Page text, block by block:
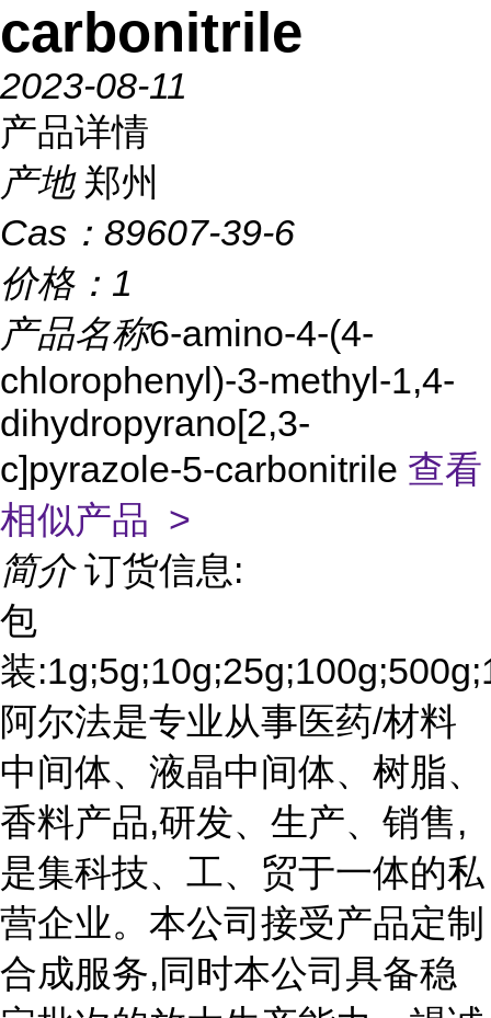
carbonitrile
2023-08-11
产品详情
产地 郑州
Cas： 89607-39-6
价格： 1
产品名称6-amino-4-(4-
chlorophenyl)-3-methyl-1,4-
dihydropyrano[2,3-
c]pyrazole-5-carbonitrile 查看
相似产品 >
简介 订货信息:
包
装
阿尔法是专业从事医药/材料
中间体、液晶中间体、树脂、
香料产品,研发、生产、销售,
是集科技、工、贸于一体的私
营企业。本公司接受产品定制
合成服务,同时本公司具备稳